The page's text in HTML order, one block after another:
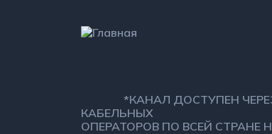
*КАНАЛ ДОСТУПЕН
КАБЕЛЬНЫХ
ОПЕРАТОРОВ ПО ВСЕЙ СТРАНЕ